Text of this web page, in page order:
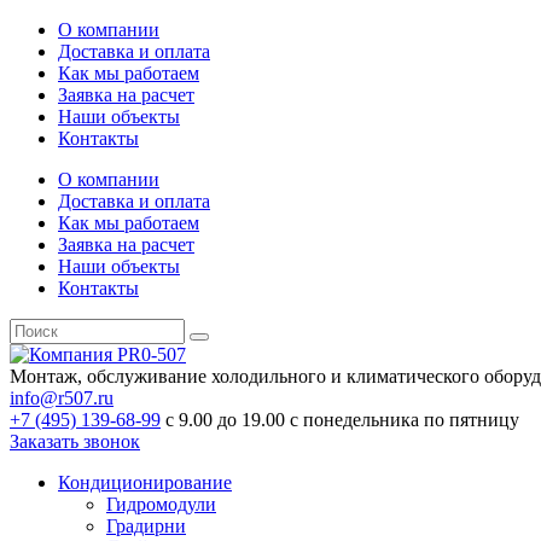
О компании
Доставка и оплата
Как мы работаем
Заявка на расчет
Наши объекты
Контакты
О компании
Доставка и оплата
Как мы работаем
Заявка на расчет
Наши объекты
Контакты
Монтаж, обслуживание холодильного и климатического
info@r507.ru
+7 (495) 139-68-99 с 9.00 до 19.00 с понедельника по пятницу
Заказать звонок
Кондиционирование
Гидромодули
Градирни